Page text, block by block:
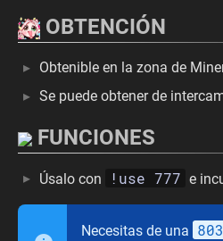
OBTENCIÓN
Obtenible en la zona de
Se puede obtener de
FUNCIONES
Úsalo con !use 777 e
Necesitas de una 803